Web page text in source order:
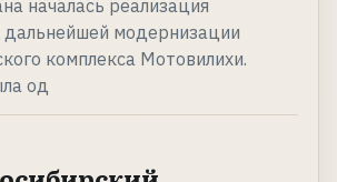
началась реализация
модернизации
комплекса Мотовилихи.
од